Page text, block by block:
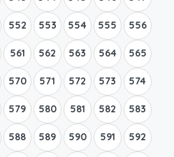
552 553 554 555 556
561 562 563 564 565
570 571 572 573 574
579 580 581 582 583
588 589 590 591 592